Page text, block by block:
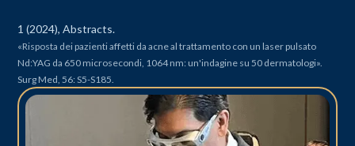
1 (2024), Abstracts.
«Risposta dei pazienti affetti da acne al trattamento con un laser pulsato
Nd:YAG da 650 microsecondi, 1064 nm: un'indagine su 50 dermatologi».
Surg Med, 56: S5-S185.